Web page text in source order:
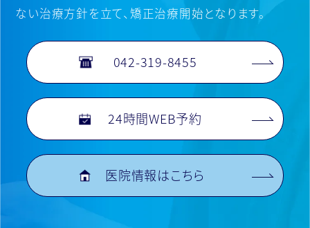
ない治療方針を立て、矯正治療開始となります。
042-319-8455
24時間WEB予約
医院情報はこちら